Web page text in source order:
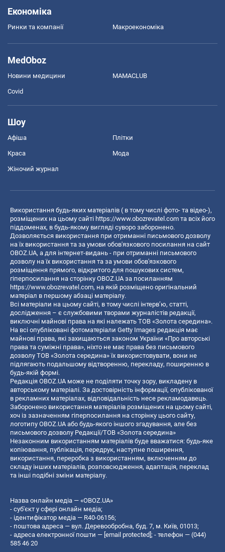
Економіка
Ринки та компанії Макроекономіка
MedOboz
Новини медицини MAMACLUB
Covid
Шоу
Афіша Плітки
Краса Мода
Жіночий журнал
Використання будь-яких матеріалів ( в тому числі фото- та відео-),
розміщених на цьому сайті https://www.obozrevatel.com та всіх його
піддоменах, в будь-якому вигляді суворо заборонено.
Дозволяється використання при отриманні письмового дозволу
на їх використання та за умови обов'язкового посилання на сайт
OBOZ.UA, а для інтернет-видань - при отриманні письмового
дозволу на їх використання та за умови обов'язкового
розміщення прямого, відкритого для пошукових систем,
гіперпосилання на сторінку OBOZ.UA за посиланням
https://www.obozrevatel.com, на якій розміщено оригінальний
матеріал в першому абзаці матеріалу.
Всі матеріали на цьому сайті, в тому числі інтерв’ю, статті,
дослідження – є службовими творами журналістів редакції,
виключні майнові права на які належать ТОВ «Золота середина».
На всі опубліковані фотоматеріали Getty Images редакція має
майнові права, які захищаються законом України «Про авторські
права та суміжні права», ніхто не має права без письмового
дозволу ТОВ «Золота середина» їх використовувати, вони не
підлягають подальшому відтворенню, перекладу, поширенню в
будь-якій формі.
Редакція OBOZ.UA може не поділяти точку зору, викладену в
авторському матеріалі. За достовірність інформації, опублікованої
в рекламних матеріалах, відповідальність несе рекламодавець.
Заборонено використання матеріалів розміщених на цьому сайті,
хоч із зазначенням гіперпосилання на сторінку цього сайту,
логотипу OBOZ.UA або будь-якого іншого згадування, але без
письмового дозволу Редакції/ТОВ «Золота середина»
Незаконним використанням матеріалів буде вважатися: будь-яке
копiювання, публiкацiя, передрук, наступне поширення,
використання, переробка з використанням, включенням до
складу інших матеріалів, розповсюдження, адаптація, переклад
та інші подібні зміни матеріалу.
Назва онлайн медіа — «OBOZ.UA»
- суб'єкт у сфері онлайн медіа;
- ідентифікатор медіа — R40-06156;
- поштова адреса — вул. Деревообробна, буд. 7, м. Київ, 01013;
- адреса електронної пошти — [email protected]; - телефон — (044)
585 46 20